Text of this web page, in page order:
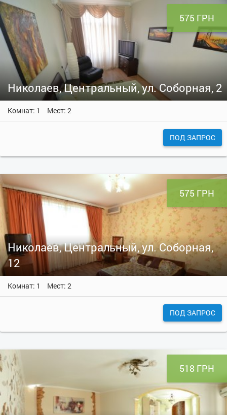
575 ГРН
Николаев, Центральный, ул. Соборная, 2
Комнат: 1 Мест: 2
ПОД ЗАПРОС
575 ГРН
Николаев, Центральный, ул. Соборная,
12
Комнат: 1 Мест: 2
ПОД ЗАПРОС
518 ГРН